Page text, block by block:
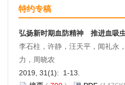
特约专稿
弘扬新时期血防精神 推进血吸
李石柱，许静，汪天平，闻礼永
力，周晓农
2019, 31(1): 1-13.